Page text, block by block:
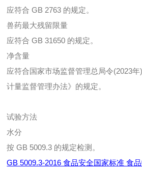
应符合 GB 2763 的规定。
兽药最大残留限量
应符合 GB 31650 的规定。
净含量
应符合国家市场监督管理总局令(2023
计量监督管理办法》的规定。
试验方法
水分
按 GB 5009.3 的规定检测。
GB 5009.3-2016 食品安全国家标准 食